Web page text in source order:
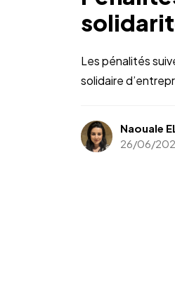
Les pénalités
solidaire
Naouale
26/06/